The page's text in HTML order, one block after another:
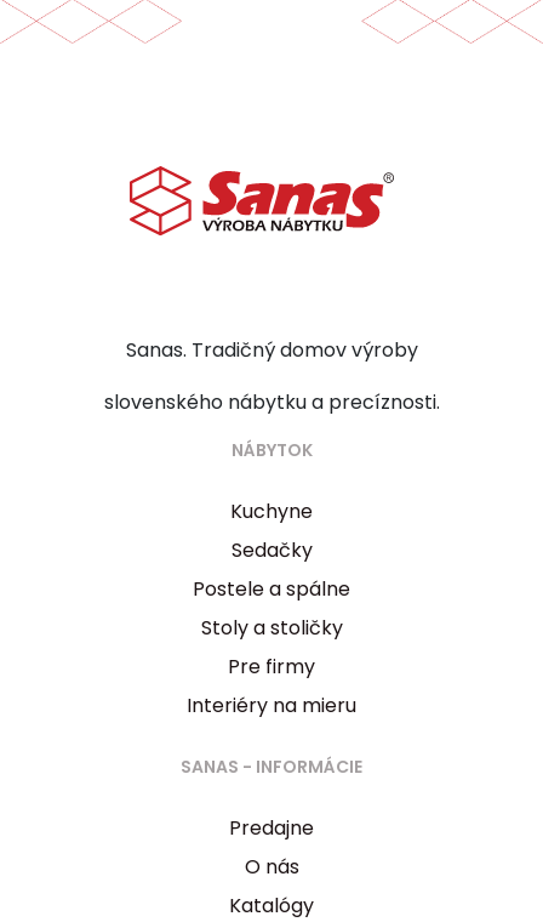
Sanas. Tradičný domov výroby
slovenského nábytku a precíznosti.
NÁBYTOK
Kuchyne
Sedačky
Postele a spálne
Stoly a stoličky
Pre firmy
Interiéry na mieru
SANAS - INFORMÁCIE
Predajne
O nás
Katalógy